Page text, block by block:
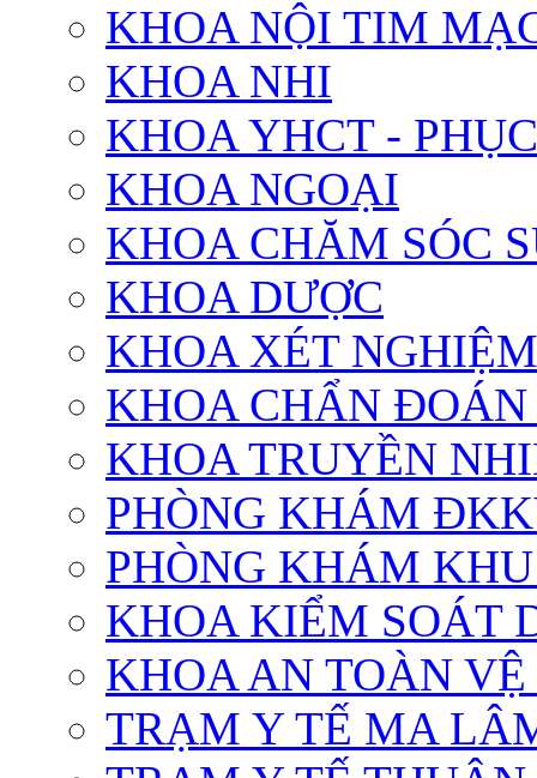
KHOA NỘI TIM
KHOA NHI
KHOA YHCT -
KHOA NGOẠI
KHOA CHĂM SÓC
KHOA DƯỢC
KHOA XÉT NGHIỆM
KHOA CHẨN
KHOA TRUYỀN
PHÒNG KHÁM
PHÒNG KHÁM
KHOA KIỂM SOÁT
KHOA AN TOÀN
TRẠM Y TẾ MA